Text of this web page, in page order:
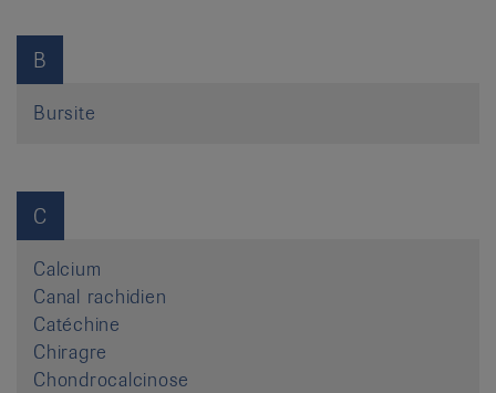
B
Bursite
C
Calcium
Canal rachidien
Catéchine
Chiragre
Chondrocalcinose